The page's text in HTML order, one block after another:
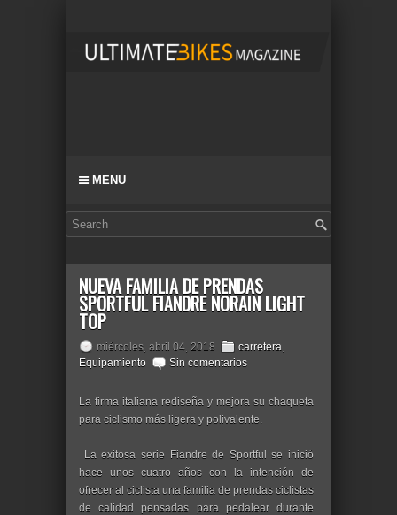
MENU
NUEVA FAMILIA DE PRENDAS
SPORTFUL FIANDRE NORAIN LIGHT
TOP
miércoles, abril 04, 2018 carretera,
Equipamiento
Sin comentarios
La firma italiana rediseña y mejora su chaqueta
para ciclismo más ligera y polivalente.
La exitosa serie Fiandre de Sportful se inició
hace unos cuatro años con la intención de
ofrecer al ciclista una familia de prendas ciclistas
de calidad pensadas para pedalear durante